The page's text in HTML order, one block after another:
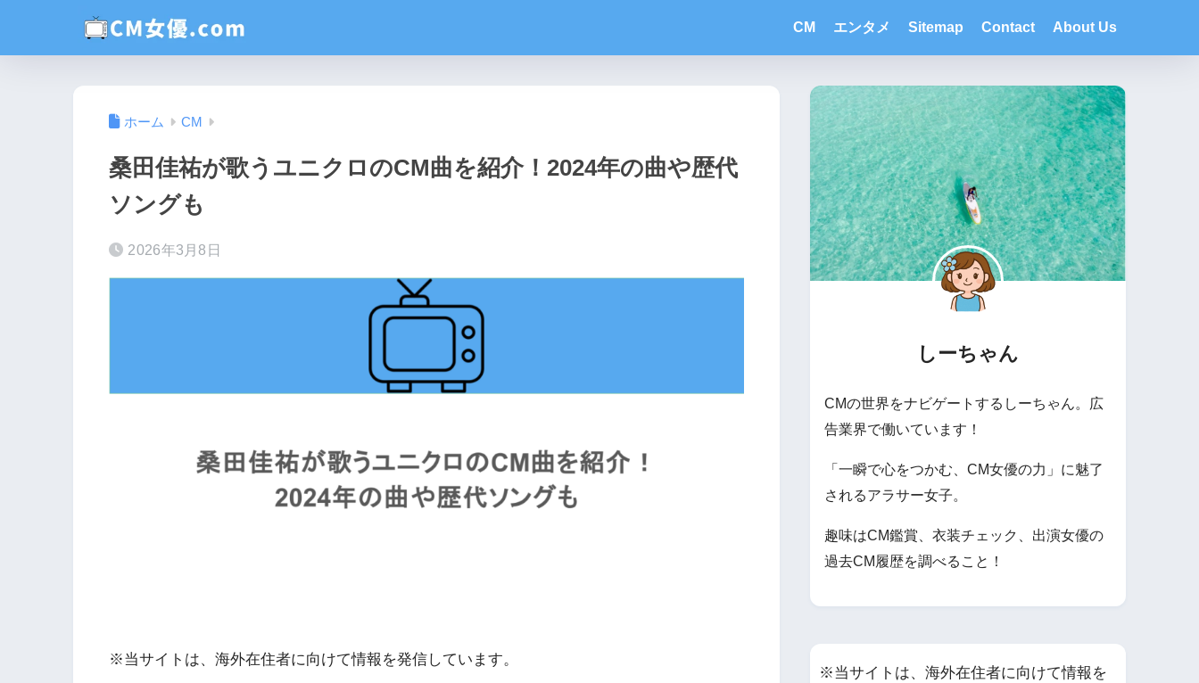
CM エンタメ Sitemap Contact About Us
ホーム CM
桑田佳祐が歌うユニクロのCM曲を紹介！2024年の曲や歴代
ソングも
2026年3月8日
※当サイトは、海外在住者に向けて情報を発信しています。
しーちゃん
CMの世界をナビゲートするしーちゃん。広
告業界で働いています！
「一瞬で心をつかむ、CM女優の力」に魅了
されるアラサー女子。
趣味はCM鑑賞、衣装チェック、出演女優の
過去CM履歴を調べること！
※当サイトは、海外在住者に向けて情報を